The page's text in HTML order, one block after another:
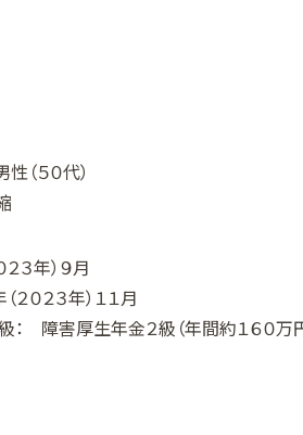
（５０代）
３年）９月
０２３年）１１月
： 障害厚生年金２級（年間約１６０万